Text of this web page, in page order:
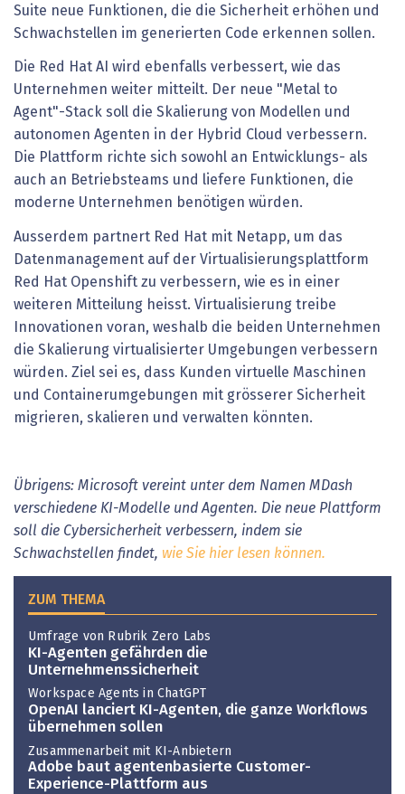
Suite neue Funktionen, die die Sicherheit erhöhen und
Schwachstellen im generierten Code erkennen sollen.
Die Red Hat AI wird ebenfalls verbessert, wie das
Unternehmen weiter mitteilt. Der neue "Metal to
Agent"-Stack soll die Skalierung von Modellen und
autonomen Agenten in der Hybrid Cloud verbessern.
Die Plattform richte sich sowohl an Entwicklungs- als
auch an Betriebsteams und liefere Funktionen, die
moderne Unternehmen benötigen würden.
Ausserdem partnert Red Hat mit Netapp, um das
Datenmanagement auf der Virtualisierungsplattform
Red Hat Openshift zu verbessern, wie es in einer
weiteren Mitteilung heisst. Virtualisierung treibe
Innovationen voran, weshalb die beiden Unternehmen
die Skalierung virtualisierter Umgebungen verbessern
würden. Ziel sei es, dass Kunden virtuelle Maschinen
und Containerumgebungen mit grösserer Sicherheit
migrieren, skalieren und verwalten könnten.
Übrigens: Microsoft vereint unter dem Namen MDash
verschiedene KI-Modelle und Agenten. Die neue Plattform
soll die Cybersicherheit verbessern, indem sie
Schwachstellen findet, wie Sie hier lesen können.
ZUM THEMA
Umfrage von Rubrik Zero Labs
KI-Agenten gefährden die
Unternehmenssicherheit
Workspace Agents in ChatGPT
OpenAI lanciert KI-Agenten, die ganze Workflows
übernehmen sollen
Zusammenarbeit mit KI-Anbietern
Adobe baut agentenbasierte Customer-
Experience-Plattform aus